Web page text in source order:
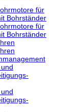
für
Bohrständer
für
Bohrständer